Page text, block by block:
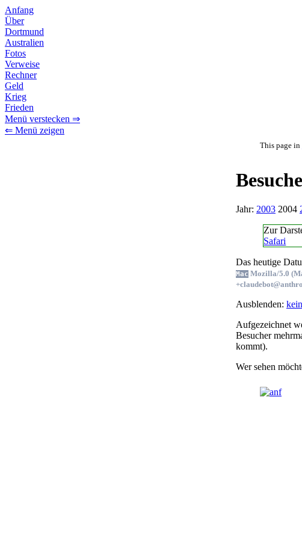
Anfang
Über
Dortmund
Australien
Fotos
Verweise
Rechner
Geld
Krieg
Frieden
Menü verstecken ⇒
⇐ Menü zeigen
This page in
Jahr: 2003 2004
Zur
Safari
Das heutige
Mac Mozilla/5.0
Ausblenden:
Auf­ge­zeich­net
Be­su­cher
kommt).
Wer se­hen